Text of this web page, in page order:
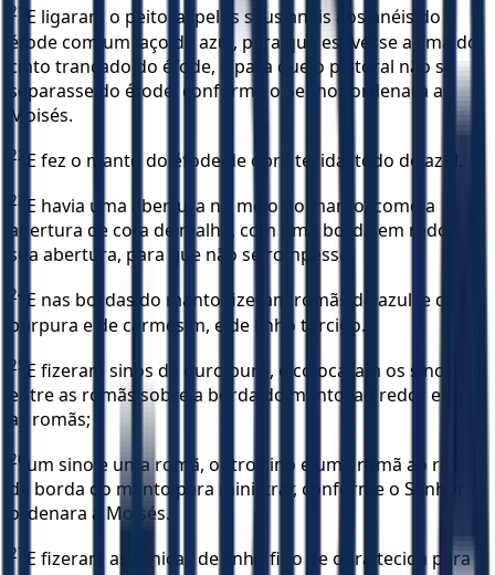
21
E ligaram o peitoral pelos seus anéis aos anéis do
éfode com um laço de azul, para que estivesse acima do
cinto trançado do éfode, e para que o peitoral não se
separasse do éfode, conforme o Senhor ordenara a
Moisés.
22 E fez o manto do éfode de obra tecida, todo de azul.
23 E havia uma abertura no meio do manto, como a
abertura de cota de malha, com uma borda em redor da
sua abertura, para que não se rompesse.
24 E nas bordas do manto fizeram romãs de azul, e de
púrpura e de carmesim, e de linho torcido.
25 E fizeram sinos de ouro puro, e colocaram os sinos
entre as romãs sobre a borda do manto, ao redor entre
as romãs;
26 um sino e uma romã, outro sino e uma romã ao redor
da borda do manto para ministrar, conforme o Senhor
ordenara a Moisés.
27 E fizeram as túnicas de linho fino de obra tecida para